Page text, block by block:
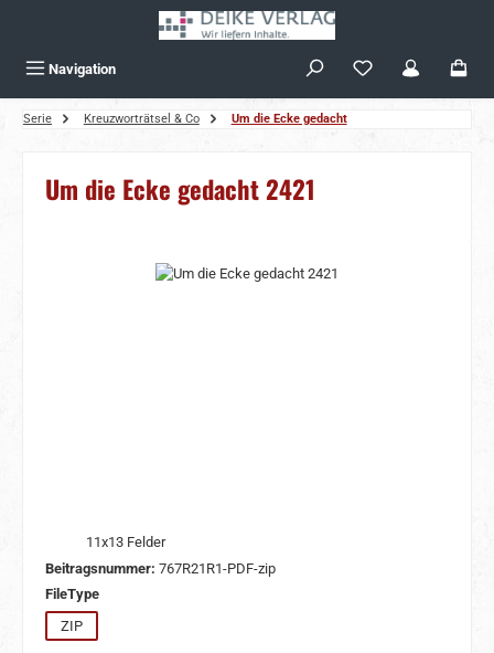
Navigation
Serie Kreuzworträtsel & Co Um die Ecke gedacht
Um die Ecke gedacht 2421
Bildergalerie überspringen
11x13 Felder
Beitragsnummer: 767R21R1-PDF-zip
FileTypeauswählen
ZIP